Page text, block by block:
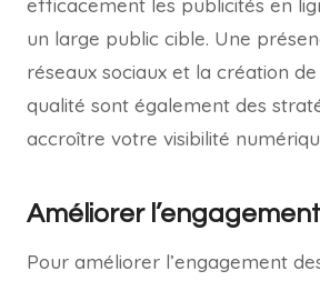
un large public cible. Une
réseaux sociaux et la création
qualité sont également des
accroître votre visibilité
Améliorer
Pour améliorer l’engagement